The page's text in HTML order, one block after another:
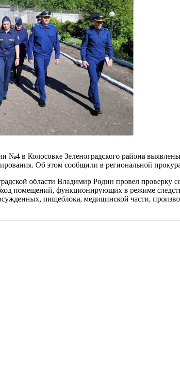
№4 в Колосовке Зеленоградского района
Об этом сообщили в региональной
области Владимир Родин провел
помещений, функционирующих в режиме
пищеблока, медицинской части,